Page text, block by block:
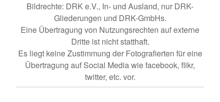
Bildrechte: DRK e.V., In- und Ausland, nur DRK-
Gliederungen und DRK-GmbHs.
Eine Übertragung von Nutzungsrechten auf externe
Dritte ist nicht statthaft.
Es liegt keine Zustimmung der Fotografierten für eine
Übertragung auf Social Media wie facebook, flikr,
twitter, etc. vor.